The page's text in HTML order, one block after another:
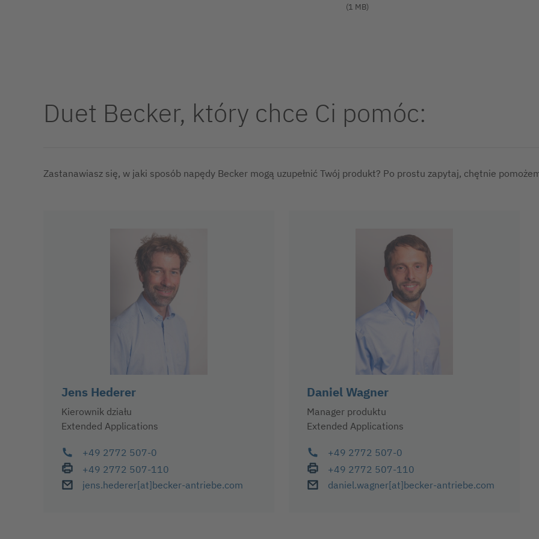
(1 MB)
Duet Becker, który chce Ci pomóc:
Zastanawiasz się, w jaki sposób napędy Becker mogą uzupełnić Twój produkt? Po prostu zapytaj, chętnie
Jens Hederer
Kierownik działu
Extended Applications
+49 2772 507-0
+49 2772 507-110
jens.hederer[at]becker-antriebe.com
Daniel Wagner
Manager produktu
Extended Applications
+49 2772 507-0
+49 2772 507-110
daniel.wagner[at]becker-antriebe.com